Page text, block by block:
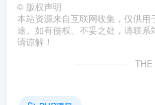
© 版权声明
本站资源来自互联网收集，仅供
途。如有侵权、不妥之处，请联
请谅解！
THE